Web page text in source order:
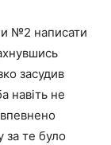
№2 написати
засудив
навіть не
те було